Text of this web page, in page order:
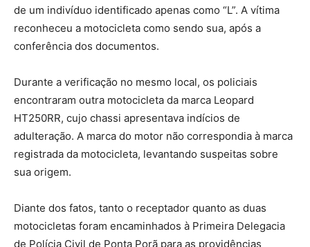
de um indivíduo identificado apenas como “L”. A vítima
reconheceu a motocicleta como sendo sua, após a
conferência dos documentos.
Durante a verificação no mesmo local, os policiais
encontraram outra motocicleta da marca Leopard
HT250RR, cujo chassi apresentava indícios de
adulteração. A marca do motor não correspondia à marca
registrada da motocicleta, levantando suspeitas sobre
sua origem.
Diante dos fatos, tanto o receptador quanto as duas
motocicletas foram encaminhados à Primeira Delegacia
de Polícia Civil de Ponta Porã para as providências